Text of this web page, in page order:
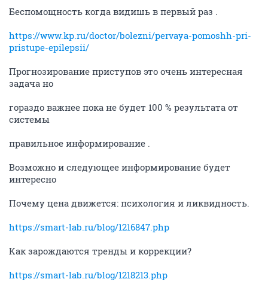
Беспомощность когда видишь в первый раз .
https://www.kp.ru/doctor/bolezni/pervaya-pomoshh-pri-
pristupe-epilepsii/
Прогнозирование приступов это очень интересная
задача но
гораздо важнее пока не будет 100 % результата от
системы
правильное информирование .
Возможно и следующее информирование будет
интересно
Почему цена движется: психология и ликвидность.
https://smart-lab.ru/blog/1216847.php
Как зарождаются тренды и коррекции?
https://smart-lab.ru/blog/1218213.php